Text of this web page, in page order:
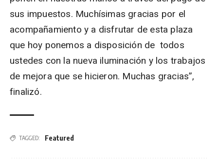
sus impuestos. Muchísimas gracias por el
acompañamiento y a disfrutar de esta plaza
que hoy ponemos a disposición de todos
ustedes con la nueva iluminación y los trabajos
de mejora que se hicieron. Muchas gracias”,
finalizó.
TAGGED: Featured